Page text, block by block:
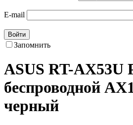
E-mail
Войти
Запомнить
ASUS RT-AX53U
беспроводной
черный